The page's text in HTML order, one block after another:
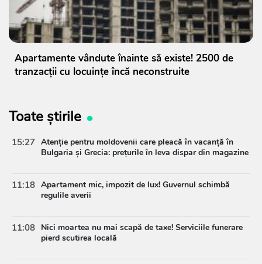
Apartamente vândute înainte să existe! 2500 de
tranzacții cu locuințe încă neconstruite
Toate știrile
15:27 Atenție pentru moldovenii care pleacă în vacanță în
Bulgaria și Grecia: prețurile în leva dispar din magazine
11:18 Apartament mic, impozit de lux! Guvernul schimbă
regulile averii
11:08 Nici moartea nu mai scapă de taxe! Serviciile funerare
pierd scutirea locală